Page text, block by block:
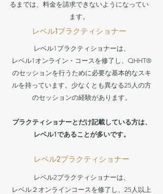
るまでは、料金を請求できないようになってい
ます。
レベル1プラクティショナー
レベル1プラクティショナーは、
レベル1オンライン・コースを修了し、QHHT®
のセッションを行うために必要な基本的なスキ
ルを持っています。少なくとも異なる25人の方
のセッションの経験があります。
プラクティショナーとだけ記載している方は、
レベル1であることが多いです。
レベル2プラクティショナー
レベル2プラクティショナーは、
レベル２オンラインコースを修了し、25人以上